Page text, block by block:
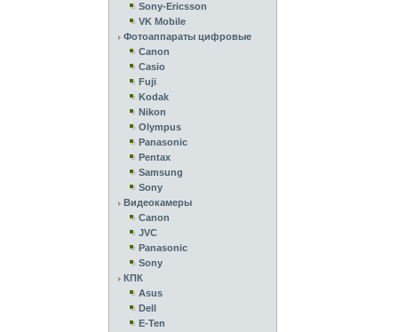
Sony-Ericsson
VK Mobile
Фотоаппараты цифровые
Canon
Casio
Fuji
Kodak
Nikon
Olympus
Panasonic
Pentax
Samsung
Sony
Видеокамеры
Canon
JVC
Panasonic
Sony
КПК
Asus
Dell
E-Ten